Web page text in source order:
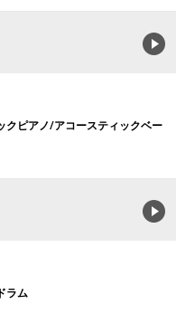
クピアノ/アコースティックベー
ラム